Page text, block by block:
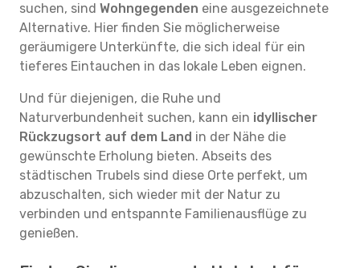
suchen, sind Wohngegenden eine ausgezeichnete
Alternative. Hier finden Sie möglicherweise
geräumigere Unterkünfte, die sich ideal für ein
tieferes Eintauchen in das lokale Leben eignen.
Und für diejenigen, die Ruhe und
Naturverbundenheit suchen, kann ein idyllischer
Rückzugsort auf dem Land in der Nähe die
gewünschte Erholung bieten. Abseits des
städtischen Trubels sind diese Orte perfekt, um
abzuschalten, sich wieder mit der Natur zu
verbinden und entspannte Familienausflüge zu
genießen.